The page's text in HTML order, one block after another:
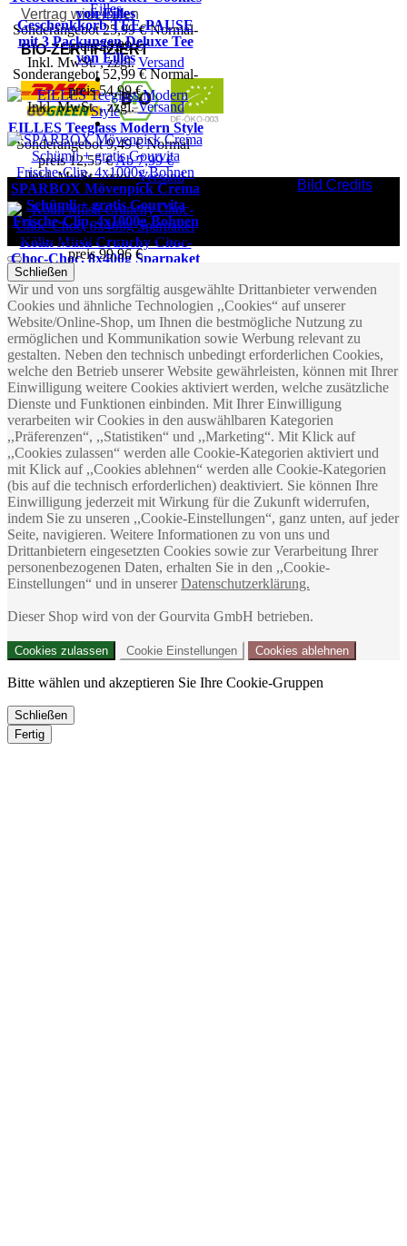
von Eilles
Sonderangebot 25,99 € Normal­
preis 28,99 €
Inkl. MwSt.,zzgl.Versand
EILLES Teeglass Modern Style
Sonderangebot 9,49 € Normal­
preis 12,55 €Ab 7,99 €
Inkl. MwSt.,zzgl.Versand
Kölln Müsli Crunchy Choc-
Choc-Choc, 8x400g Sparpaket
9,48 € / 1kg
Inkl. MwSt.,zzgl.Versand
Geschenkkorb TEE-PAUSE
mit 3 Packungen Deluxe Tee
von Eilles
Sonderangebot 52,99 € Normal­
preis 54,99 €
Inkl. MwSt.,zzgl.Versand
SPARBOX Mövenpick Crema
Schümli + gratis Gourvita
Frische-Clip, 4x1000g Bohnen
Sonderangebot 77,99 € Normal­
preis 99,96 €
19,50 € / 1kg
Inkl. MwSt.,zzgl.Versand
Vertrag widerrufen
BIO-ZERTIFIZIERT
Bild Credits
Schließen
Wir und von uns sorgfältig ausgewählte Drittanbieter verwenden
Cookies und ähnliche Technologien ,,Cookies“ auf unserer
Website/Online-Shop, um Ihnen die bestmögliche Nutzung zu
ermöglichen und Kommunikation sowie Werbung relevant zu
gestalten. Neben den technisch unbedingt erforderlichen Cookies,
welche den Betrieb unserer Website gewährleisten, können mit Ihrer
Einwilligung weitere Cookies aktiviert werden, welche zusätzliche
Dienste und Funktionen einbinden. Mit Ihrer Einwilligung
verarbeiten wir Cookies in den auswählbaren Kategorien
,,Präferenzen“, ,,Statistiken“ und ,,Marketing“. Mit Klick auf
,,Cookies zulassen“ werden alle Cookie-Kategorien aktiviert und
mit Klick auf ,,Cookies ablehnen“ werden alle Cookie-Kategorien
(bis auf die technisch erforderlichen) deaktiviert. Sie können Ihre
Einwilligung jederzeit mit Wirkung für die Zukunft widerrufen,
indem Sie zu unseren ,,Cookie-Einstellungen“, ganz unten, auf jeder
Seite, navigieren. Weitere Informationen zu von uns und
Drittanbietern eingesetzten Cookies sowie zur Verarbeitung Ihrer
personenbezogenen Daten, erhalten Sie in den ,,Cookie-
Einstellungen“ und in unsererDatenschutzerklärung.
Dieser Shop wird von der Gourvita GmbH betrieben.
Cookies zulassen Cookie Einstellungen Cookies ablehnen
Bitte wählen und akzeptieren Sie Ihre Cookie-Gruppen
Schließen
Fertig